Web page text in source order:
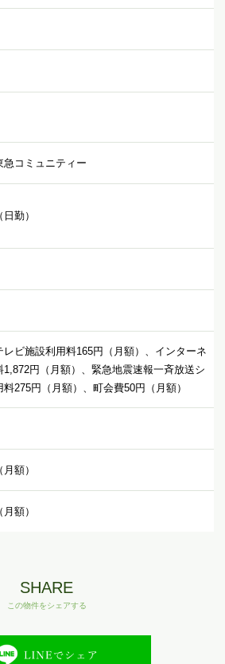
急コミュニティー
勤）
レビ施設利用料165円（月額）、インターネ
1,872円（月額）、緊急地震速報一斉放送シ
料275円（月額）、町会費50円（月額）
額）
額）
SHARE
この物件をシェアする